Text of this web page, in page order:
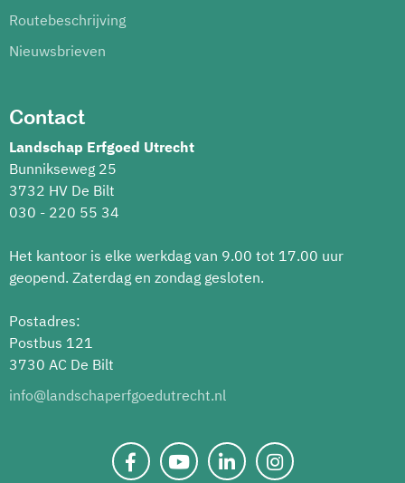
Routebeschrijving
Nieuwsbrieven
Contact
Landschap Erfgoed Utrecht
Bunnikseweg 25
3732 HV De Bilt
030 - 220 55 34
Het kantoor is elke werkdag van 9.00 tot 17.00 uur
geopend. Zaterdag en zondag gesloten.
Postadres:
Postbus 121
3730 AC De Bilt
info@landschaperfgoedutrecht.nl